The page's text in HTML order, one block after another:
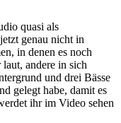
quasi als
genau nicht in
in denen es noch
andere in sich
und drei Bässe
gelegt habe, damit es
ihr im Video sehen